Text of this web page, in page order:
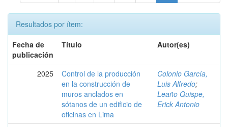
Resultados por ítem:
Fecha de
publicación
Título Autor(es)
2025
Control de la producción
en la construcción de
muros anclados en
sótanos de un edificio de
oficinas en Lima
Colonio García,
Luis Alfredo;
Leaño Quispe,
Erick Antonio